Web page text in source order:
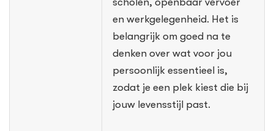
en werkgelegenheid. Het is
belangrijk om goed na te
denken over wat voor jou
persoonlijk essentieel is,
zodat je een plek kiest die bij
jouw levensstijl past.